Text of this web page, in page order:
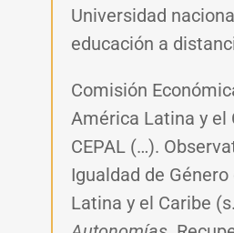
Universidad
educación a
Comisión
América Latina y el
CEPAL (…).
Igualdad de
Latina y el Caribe